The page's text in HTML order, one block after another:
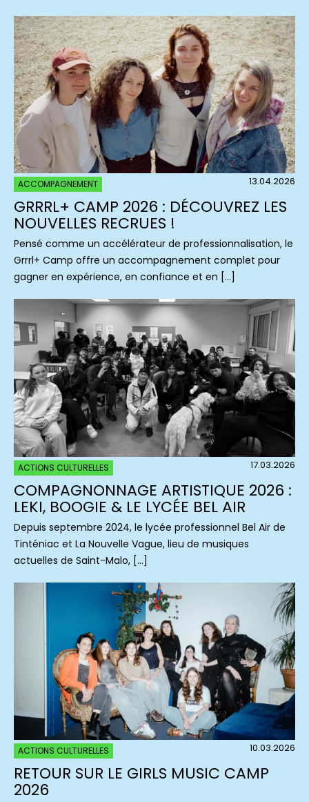
ACCOMPAGNEMENT 13.04.2026
GRRRL+ CAMP 2026 : DÉCOUVREZ LES
NOUVELLES RECRUES !
Pensé comme un accélérateur de professionnalisation, le
Grrrl+ Camp offre un accompagnement complet pour
gagner en expérience, en confiance et en […]
ACTIONS CULTURELLES 17.03.2026
COMPAGNONNAGE ARTISTIQUE 2026 :
LEKI, BOOGIE & LE LYCÉE BEL AIR
Depuis septembre 2024, le lycée professionnel Bel Air de
Tinténiac et La Nouvelle Vague, lieu de musiques
actuelles de Saint-Malo, […]
ACTIONS CULTURELLES 10.03.2026
RETOUR SUR LE GIRLS MUSIC CAMP
2026